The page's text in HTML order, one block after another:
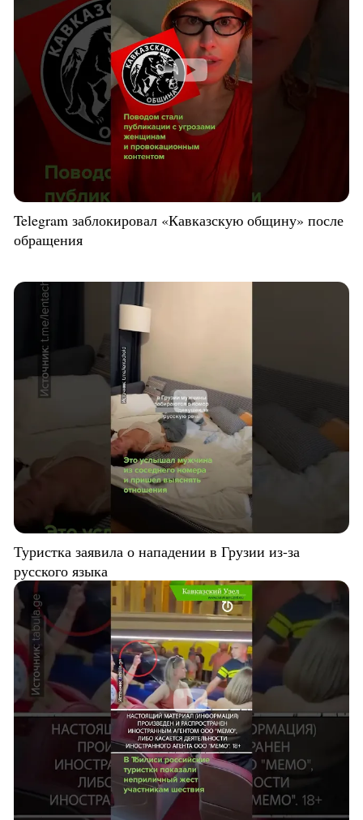
Telegram заблокировал «Кавказскую общину» после
обращения
Туристка заявила о нападении в Грузии из-за
русского языка